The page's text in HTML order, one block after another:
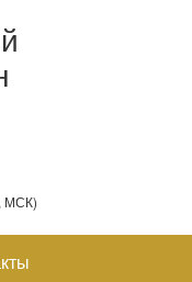
МСК)